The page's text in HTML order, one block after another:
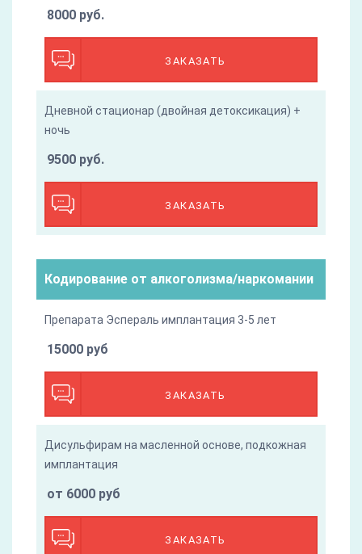
ЗАКАЗАТЬ
8000 руб.
Дневной стационар (двойная детоксикация) +
ночь
ЗАКАЗАТЬ
9500 руб.
Кодирование от алкоголизма/наркомании
Препарата Эспераль имплантация 3-5 лет
ЗАКАЗАТЬ
15000 руб
Дисульфирам на масленной основе, подкожная
имплантация
ЗАКАЗАТЬ
от 6000 руб